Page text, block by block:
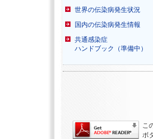
世界の伝染病発生状況
国内の伝染病発生情報
共通感染症
ハンドブック（準備中）
こ
ボ